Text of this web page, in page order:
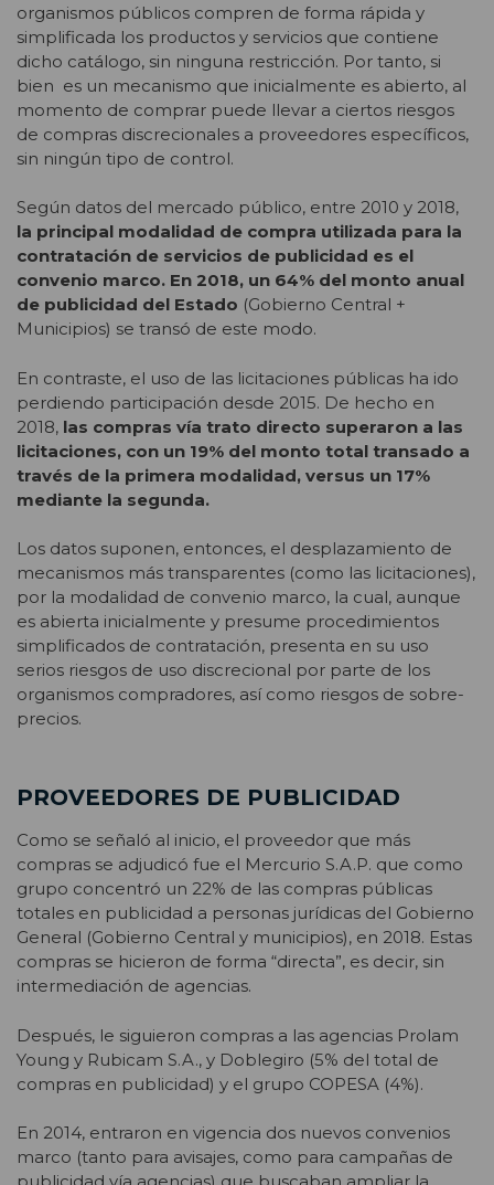
organismos públicos compren de forma rápida y
simplificada los productos y servicios que contiene
dicho catálogo, sin ninguna restricción. Por tanto, si
bien es un mecanismo que inicialmente es abierto, al
momento de comprar puede llevar a ciertos riesgos
de compras discrecionales a proveedores específicos,
sin ningún tipo de control.
Según datos del mercado público, entre 2010 y 2018,
la principal modalidad de compra utilizada para la
contratación de servicios de publicidad es el
convenio marco. En 2018, un 64% del monto anual
de publicidad del Estado (Gobierno Central +
Municipios) se transó de este modo.
En contraste, el uso de las licitaciones públicas ha ido
perdiendo participación desde 2015. De hecho en
2018, las compras vía trato directo superaron a las
licitaciones, con un 19% del monto total transado a
través de la primera modalidad, versus un 17%
mediante la segunda.
Los datos suponen, entonces, el desplazamiento de
mecanismos más transparentes (como las licitaciones),
por la modalidad de convenio marco, la cual, aunque
es abierta inicialmente y presume procedimientos
simplificados de contratación, presenta en su uso
serios riesgos de uso discrecional por parte de los
organismos compradores, así como riesgos de sobre-
precios.
PROVEEDORES DE PUBLICIDAD
Como se señaló al inicio, el proveedor que más
compras se adjudicó fue el Mercurio S.A.P. que como
grupo concentró un 22% de las compras públicas
totales en publicidad a personas jurídicas del Gobierno
General (Gobierno Central y municipios), en 2018. Estas
compras se hicieron de forma “directa”, es decir, sin
intermediación de agencias.
Después, le siguieron compras a las agencias Prolam
Young y Rubicam S.A., y Doblegiro (5% del total de
compras en publicidad) y el grupo COPESA (4%).
En 2014, entraron en vigencia dos nuevos convenios
marco (tanto para avisajes, como para campañas de